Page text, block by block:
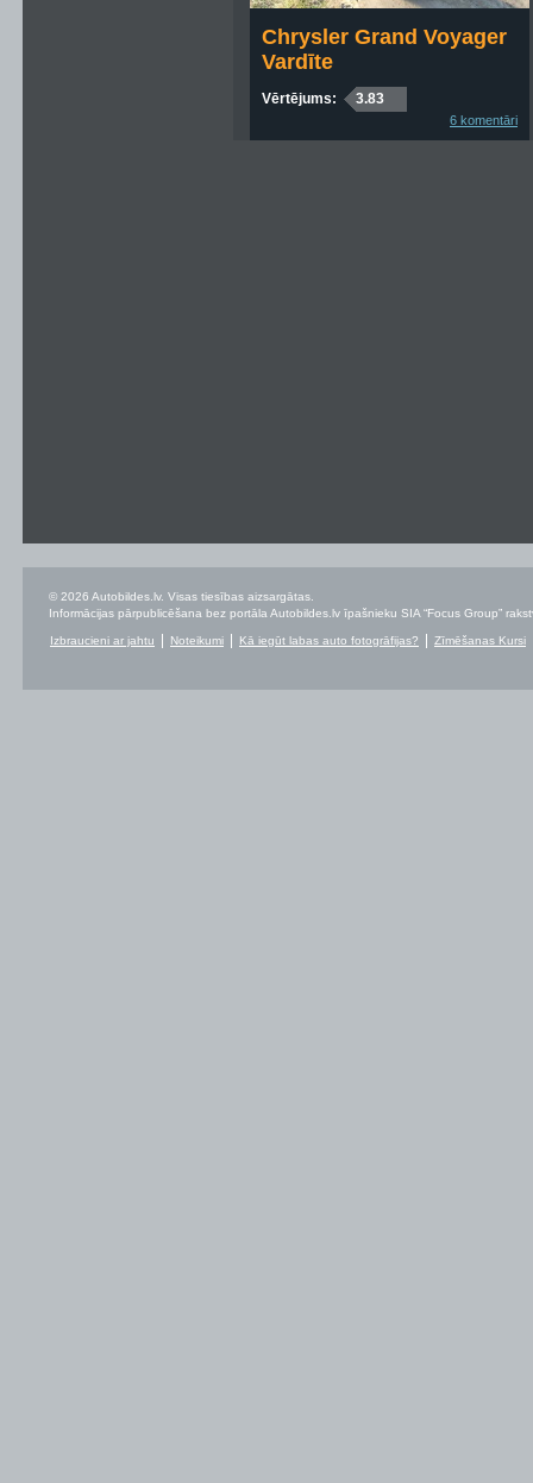
Chrysler Grand Voyager
Vardīte
Vērtējums: 3.83
6 komentāri
© 2026 Autobildes.lv. Visas tiesības aizsargātas.
Informācijas pārpublicēšana bez portāla Autobildes.lv īpašnieku SIA “Focus Group”
Izbraucieni ar jahtu Noteikumi Kā iegūt labas auto fotogrāfijas? Zīmēšanas Kursi